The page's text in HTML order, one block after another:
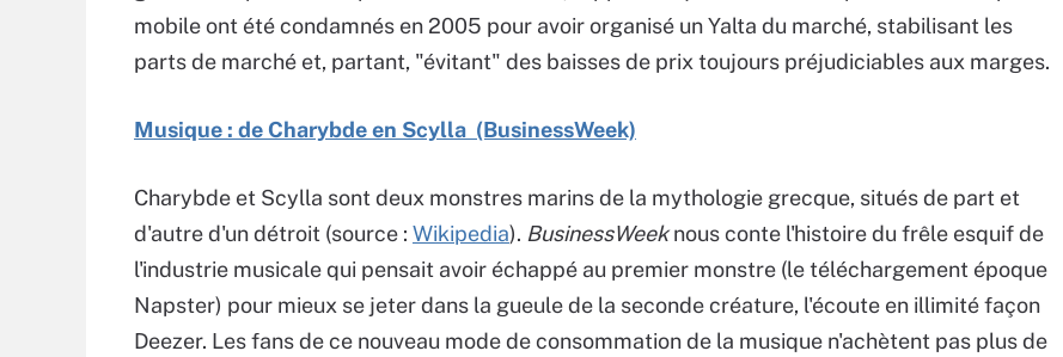
mobile ont été condamnés en 2005 pour avoir organisé un Yalta du marché, stabilisant les
parts de marché et, partant, "évitant" des baisses de prix toujours préjudiciables aux marges.
Musique : de Charybde en Scylla (BusinessWeek)
Charybde et Scylla sont deux monstres marins de la mythologie grecque, situés de part et
d'autre d'un détroit (source : Wikipedia). BusinessWeeknous conte l'histoire du frêle esquif de
l'industrie musicale qui pensait avoir échappé au premier monstre (le téléchargement époque
Napster) pour mieux se jeter dans la gueule de la seconde créature, l'écoute en illimité façon
Deezer. Les fans de ce nouveau mode de consommation de la musique n'achètent pas plus de